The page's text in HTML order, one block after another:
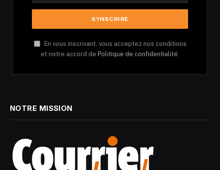
En vous inscrivant, vous acceptez nos conditions
et notre accord de Politique de confidentialité.
NOTRE MISSION